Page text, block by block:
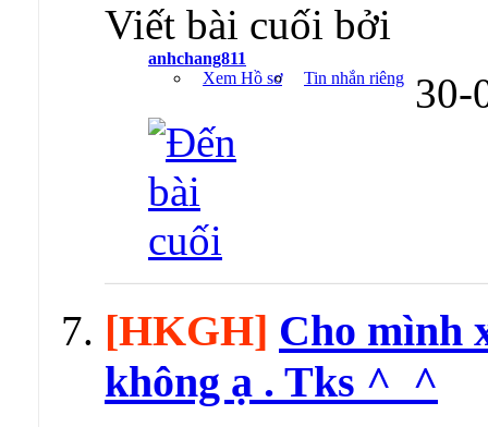
Viết bài cuối bởi
anhchang811
Xem Hồ sơ
Tin nhắn riêng 30-
[HKGH] Cho mình
không ạ . Tks ^_^